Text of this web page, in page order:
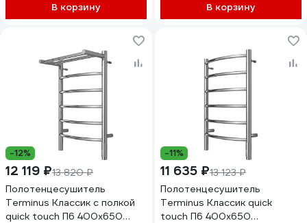
В корзину В корзину
-12%
12 119 ₽13 820 ₽
Полотенцесушитель
Terminus Классик с полкой
quick touch П6 400x650
-11%
11 635 ₽13 123 ₽
Полотенцесушитель
Terminus Классик quick
touch П6 400x650